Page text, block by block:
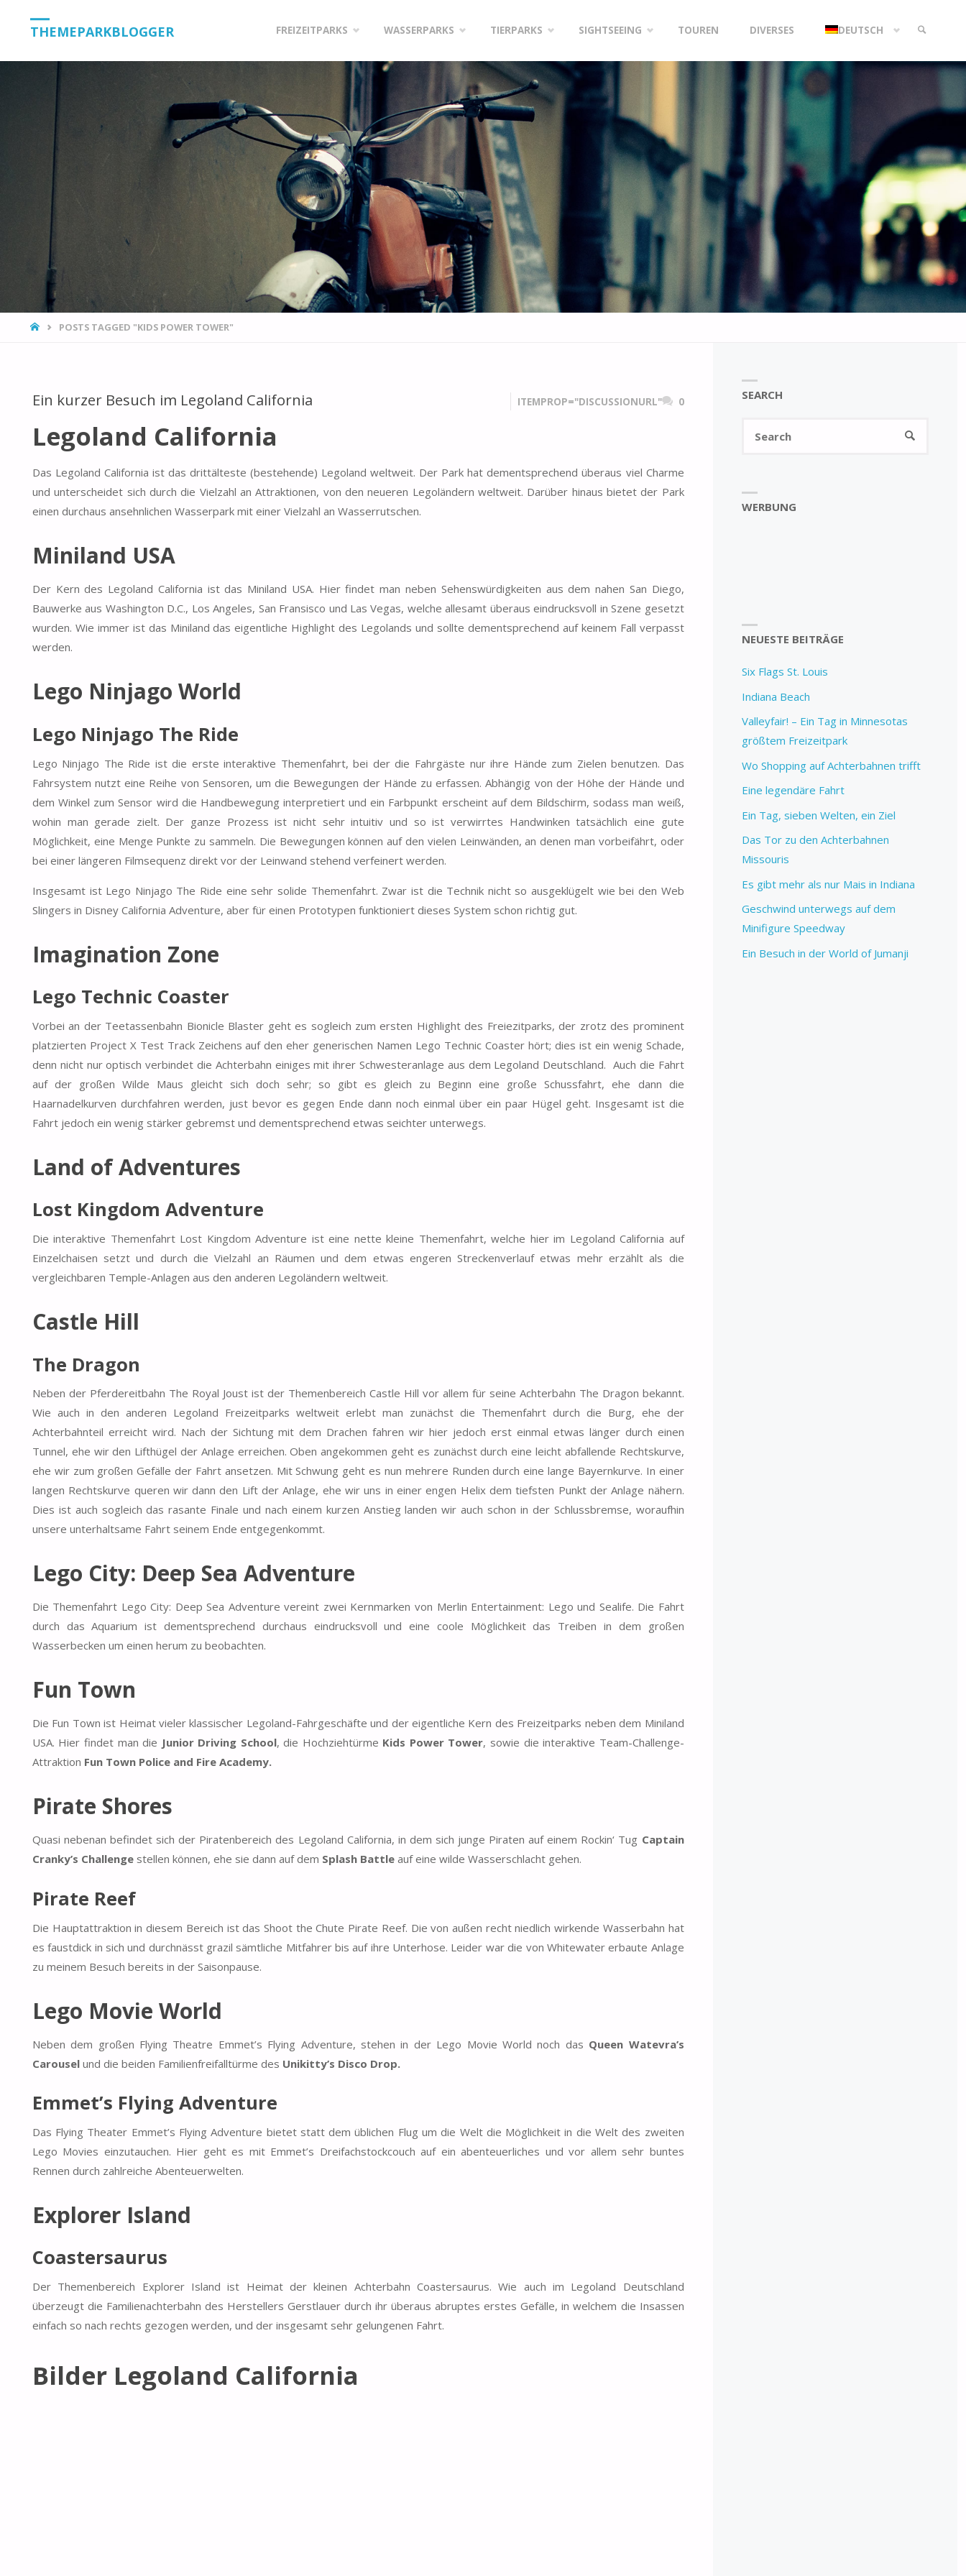
THEMEPARKBLOGGER
content
FREIZEITPARKS WASSERPARKS TIERPARKS SIGHTSEEING TOUREN DIVERSES DEUTSCH
HOMEPOSTS TAGGED "KIDS POWER TOWER"
Ein kurzer Besuch im Legoland California ITEMPROP="DISCUSSIONURL" 0
Legoland California
Das Legoland California ist das drittälteste (bestehende) Legoland weltweit. Der Park hat dementsprechend überaus viel Charme
und unterscheidet sich durch die Vielzahl an Attraktionen, von den neueren Legoländern weltweit. Darüber hinaus bietet der Park
einen durchaus ansehnlichen Wasserpark mit einer Vielzahl an Wasserrutschen.
Miniland USA
Der Kern des Legoland California ist das Miniland USA. Hier findet man neben Sehenswürdigkeiten aus dem nahen San Diego,
Bauwerke aus Washington D.C., Los Angeles, San Fransisco und Las Vegas, welche allesamt überaus eindrucksvoll in Szene gesetzt
wurden. Wie immer ist das Miniland das eigentliche Highlight des Legolands und sollte dementsprechend auf keinem Fall verpasst
werden.
Lego Ninjago World
Lego Ninjago The Ride
Lego Ninjago The Ride ist die erste interaktive Themenfahrt, bei der die Fahrgäste nur ihre Hände zum Zielen benutzen. Das
Fahrsystem nutzt eine Reihe von Sensoren, um die Bewegungen der Hände zu erfassen. Abhängig von der Höhe der Hände und
dem Winkel zum Sensor wird die Handbewegung interpretiert und ein Farbpunkt erscheint auf dem Bildschirm, sodass man weiß,
wohin man gerade zielt. Der ganze Prozess ist nicht sehr intuitiv und so ist verwirrtes Handwinken tatsächlich eine gute
Möglichkeit, eine Menge Punkte zu sammeln. Die Bewegungen können auf den vielen Leinwänden, an denen man vorbeifährt, oder
bei einer längeren Filmsequenz direkt vor der Leinwand stehend verfeinert werden.
Insgesamt ist Lego Ninjago The Ride eine sehr solide Themenfahrt. Zwar ist die Technik nicht so ausgeklügelt wie bei den Web
Slingers in Disney California Adventure, aber für einen Prototypen funktioniert dieses System schon richtig gut.
Imagination Zone
Lego Technic Coaster
Vorbei an der Teetassenbahn Bionicle Blaster geht es sogleich zum ersten Highlight des Freiezitparks, der zrotz des prominent
platzierten Project X Test Track Zeichens auf den eher generischen Namen Lego Technic Coaster hört; dies ist ein wenig Schade,
denn nicht nur optisch verbindet die Achterbahn einiges mit ihrer Schwesteranlage aus dem Legoland Deutschland. Auch die Fahrt
auf der großen Wilde Maus gleicht sich doch sehr; so gibt es gleich zu Beginn eine große Schussfahrt, ehe dann die
Haarnadelkurven durchfahren werden, just bevor es gegen Ende dann noch einmal über ein paar Hügel geht. Insgesamt ist die
Fahrt jedoch ein wenig stärker gebremst und dementsprechend etwas seichter unterwegs.
Land of Adventures
Lost Kingdom Adventure
Die interaktive Themenfahrt Lost Kingdom Adventure ist eine nette kleine Themenfahrt, welche hier im Legoland California auf
Einzelchaisen setzt und durch die Vielzahl an Räumen und dem etwas engeren Streckenverlauf etwas mehr erzählt als die
vergleichbaren Temple-Anlagen aus den anderen Legoländern weltweit.
Castle Hill
The Dragon
Neben der Pferdereitbahn The Royal Joust ist der Themenbereich Castle Hill vor allem für seine Achterbahn The Dragon bekannt.
Wie auch in den anderen Legoland Freizeitparks weltweit erlebt man zunächst die Themenfahrt durch die Burg, ehe der
Achterbahnteil erreicht wird. Nach der Sichtung mit dem Drachen fahren wir hier jedoch erst einmal etwas länger durch einen
Tunnel, ehe wir den Lifthügel der Anlage erreichen. Oben angekommen geht es zunächst durch eine leicht abfallende Rechtskurve,
ehe wir zum großen Gefälle der Fahrt ansetzen. Mit Schwung geht es nun mehrere Runden durch eine lange Bayernkurve. In einer
langen Rechtskurve queren wir dann den Lift der Anlage, ehe wir uns in einer engen Helix dem tiefsten Punkt der Anlage nähern.
Dies ist auch sogleich das rasante Finale und nach einem kurzen Anstieg landen wir auch schon in der Schlussbremse, woraufhin
unsere unterhaltsame Fahrt seinem Ende entgegenkommt.
Lego City: Deep Sea Adventure
Die Themenfahrt Lego City: Deep Sea Adventure vereint zwei Kernmarken von Merlin Entertainment: Lego und Sealife. Die Fahrt
durch das Aquarium ist dementsprechend durchaus eindrucksvoll und eine coole Möglichkeit das Treiben in dem großen
Wasserbecken um einen herum zu beobachten.
Fun Town
Die Fun Town ist Heimat vieler klassischer Legoland-Fahrgeschäfte und der eigentliche Kern des Freizeitparks neben dem Miniland
USA. Hier findet man die Junior Driving School, die Hochziehtürme Kids Power Tower, sowie die interaktive Team-Challenge-
Attraktion Fun Town Police and Fire Academy.
Pirate Shores
Quasi nebenan befindet sich der Piratenbereich des Legoland California, in dem sich junge Piraten auf einem Rockin‘ Tug Captain
Cranky’s Challengestellen können, ehe sie dann auf dem Splash Battleauf eine wilde Wasserschlacht gehen.
Pirate Reef
Die Hauptattraktion in diesem Bereich ist das Shoot the Chute Pirate Reef. Die von außen recht niedlich wirkende Wasserbahn hat
es faustdick in sich und durchnässt grazil sämtliche Mitfahrer bis auf ihre Unterhose. Leider war die von Whitewater erbaute Anlage
zu meinem Besuch bereits in der Saisonpause.
Lego Movie World
Neben dem großen Flying Theatre Emmet’s Flying Adventure, stehen in der Lego Movie World noch das Queen Watevra’s
Carouselund die beiden Familienfreifalltürme des Unikitty’s Disco Drop.
Emmet’s Flying Adventure
Das Flying Theater Emmet’s Flying Adventure bietet statt dem üblichen Flug um die Welt die Möglichkeit in die Welt des zweiten
Lego Movies einzutauchen. Hier geht es mit Emmet’s Dreifachstockcouch auf ein abenteuerliches und vor allem sehr buntes
Rennen durch zahlreiche Abenteuerwelten.
Explorer Island
Coastersaurus
Der Themenbereich Explorer Island ist Heimat der kleinen Achterbahn Coastersaurus. Wie auch im Legoland Deutschland
überzeugt die Familienachterbahn des Herstellers Gerstlauer durch ihr überaus abruptes erstes Gefälle, in welchem die Insassen
einfach so nach rechts gezogen werden, und der insgesamt sehr gelungenen Fahrt.
Bilder Legoland California
SEARCH
SEARCH
WERBUNG
NEUESTE BEITRÄGE
Six Flags St. Louis
Indiana Beach
Valleyfair! – Ein Tag in Minnesotas
größtem Freizeitpark
Wo Shopping auf Achterbahnen trifft
Eine legendäre Fahrt
Ein Tag, sieben Welten, ein Ziel
Das Tor zu den Achterbahnen
Missouris
Es gibt mehr als nur Mais in Indiana
Geschwind unterwegs auf dem
Minifigure Speedway
Ein Besuch in der World of Jumanji